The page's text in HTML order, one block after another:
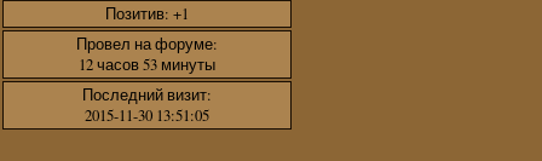
Позитив: +1
Провел на форуме:
12 часов 53 минуты
Последний визит:
2015-11-30 13:51:05